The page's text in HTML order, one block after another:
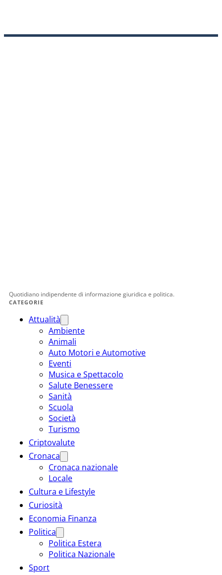
Quotidiano indipendente di informazione giuridica e politica.
CATEGORIE
Attualità
Ambiente
Animali
Auto Motori e Automotive
Eventi
Musica e Spettacolo
Salute Benessere
Sanità
Scuola
Società
Turismo
Criptovalute
Cronaca
Cronaca nazionale
Locale
Cultura e Lifestyle
Curiosità
Economia Finanza
Politica
Politica Estera
Politica Nazionale
Sport